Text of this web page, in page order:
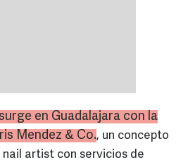
en Guadalajara con la
Mendez & Co., un concepto
artist con servicios de